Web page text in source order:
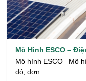
Mô Hình ESCO –
Mô hình ESCO Mô
đó, đơn